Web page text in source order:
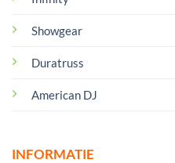
Showgear
Duratruss
American DJ
INFORMATIE